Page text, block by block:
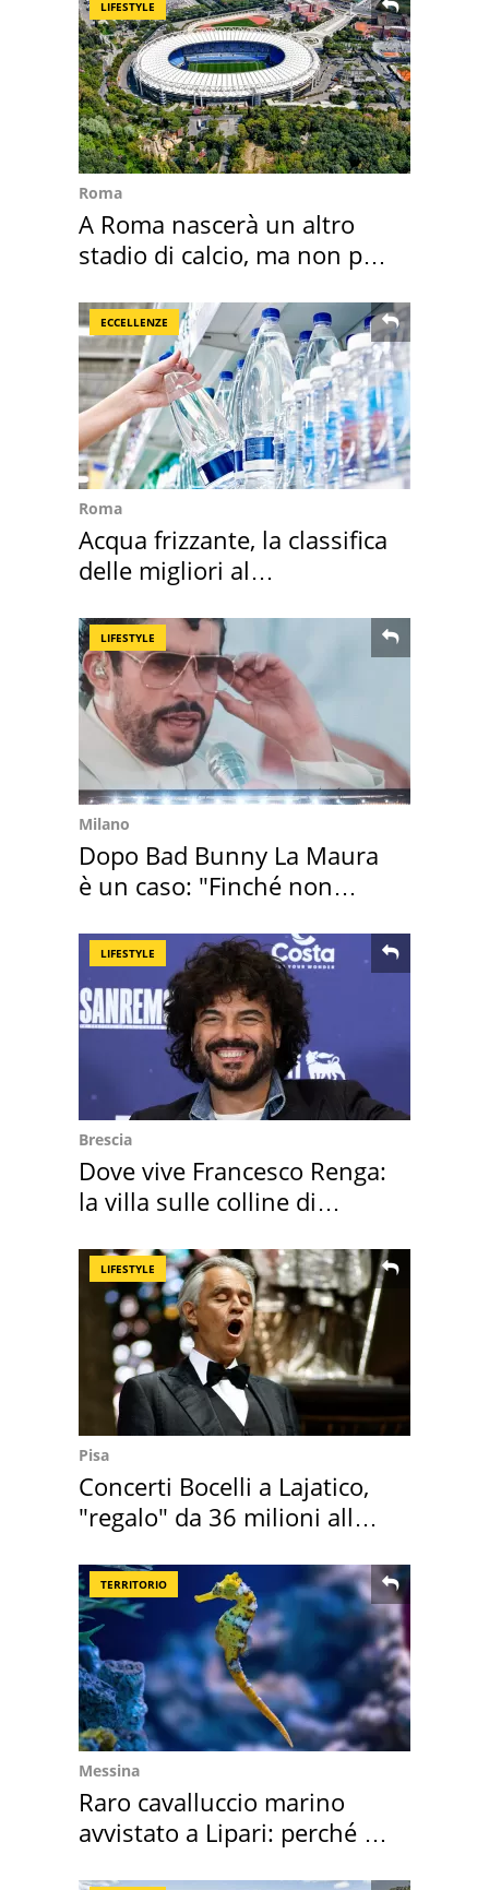
LIFESTYLE
Roma
A Roma nascerà un altro
stadio di calcio, ma non per
ECCELLENZE
Roma
Acqua frizzante, la classifica
delle migliori al
LIFESTYLE
Milano
Dopo Bad Bunny La Maura
è un caso: "Finché non
LIFESTYLE
Brescia
Dove vive Francesco Renga:
la villa sulle colline di
LIFESTYLE
Pisa
Concerti Bocelli a Lajatico,
"regalo" da 36 milioni alla
TERRITORIO
Messina
Raro cavalluccio marino
avvistato a Lipari: perché è